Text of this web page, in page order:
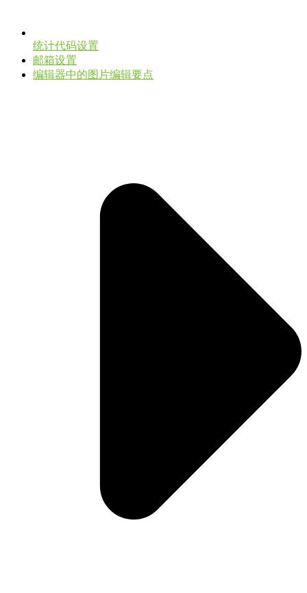
统计代码设置
邮箱设置
编辑器中的图片编辑要点